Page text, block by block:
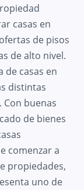
casas en
de pisos
de alto nivel.
de casas en
distintas
buenas
de bienes
comenzar a
propiedades,
uno de